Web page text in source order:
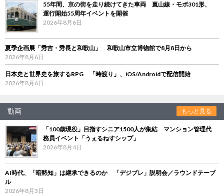
55年間、京の街を走り続けてきた車両 嵐山線・モボ301形、
運行開始55周年イベントを開催
2026年8月6日
夏季企画展「秀吉・秀長と和歌山」 和歌山市立博物館で8月8日から
2026年8月6日
日本史と世界史を旅するRPG 「時渡り」、iOS/Androidで配信開始
2026年8月6日
動画 もっと見る
「100歳現役」目指すシニア1500人が集結 マンション管理代
務員イベント「うぇるねすシップ」
2026年8月4日
AI時代、「暗黙知」は継承できるのか 「デジブレ」説明会／ラウンドテーブ
ル
2026年8月3日